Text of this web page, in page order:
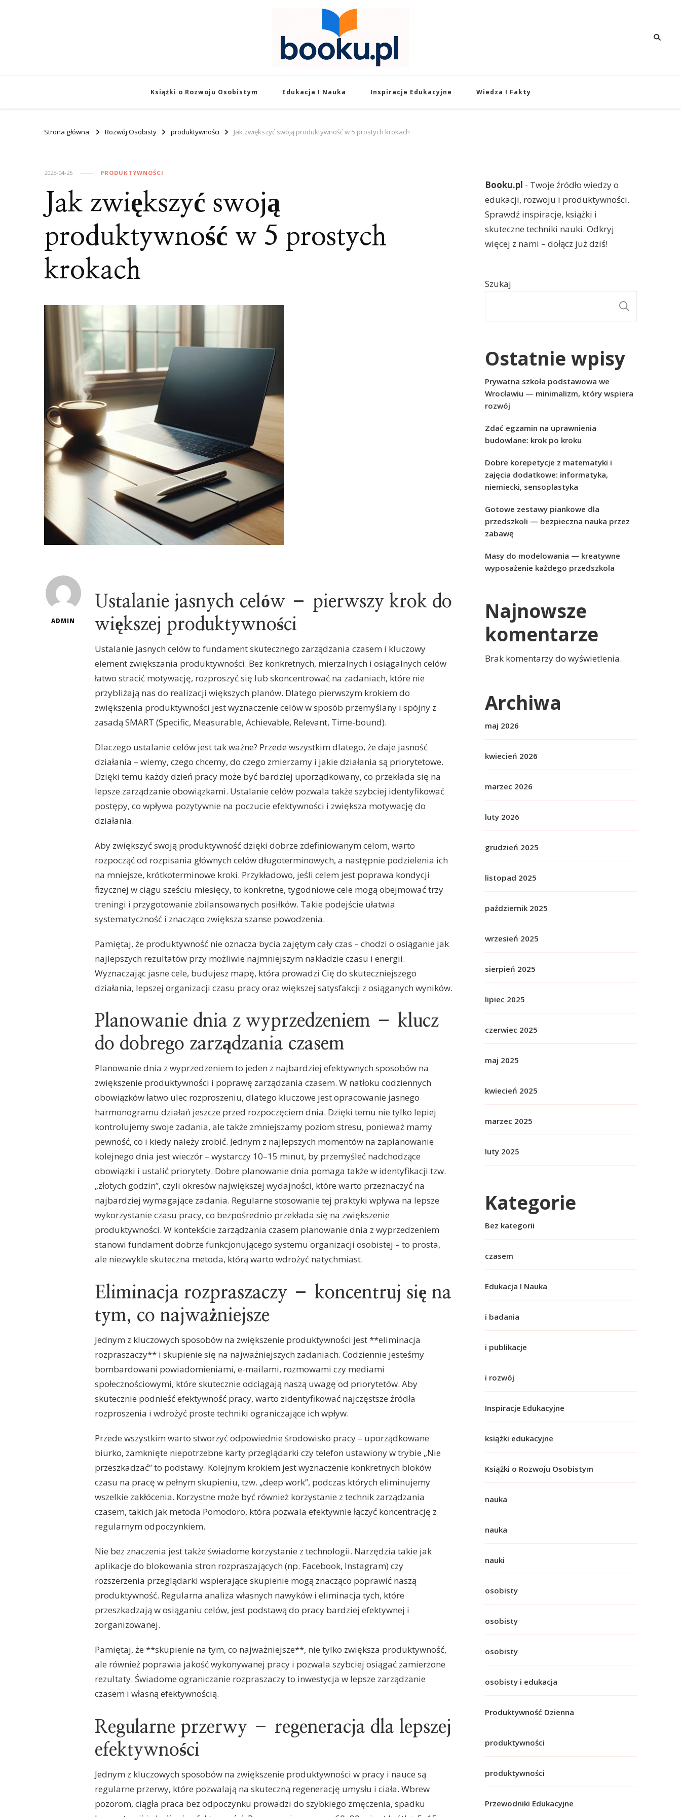
Książki o Rozwoju Osobistym Edukacja I Nauka Inspiracje Edukacyjne Wiedza I Fakty
Strona główna Rozwój Osobisty produktywności Jak zwiększyć swoją produktywność w 5 prostych krokach
2025-04-25 PRODUKTYWNOŚCI
Jak zwiększyć swoją
produktywność w 5 prostych
krokach
ADMIN
Ustalanie jasnych celów – pierwszy krok do
większej produktywności
Ustalanie jasnych celów to fundament skutecznego zarządzania czasem i kluczowy
element zwiększania produktywności. Bez konkretnych, mierzalnych i osiągalnych celów
łatwo stracić motywację, rozproszyć się lub skoncentrować na zadaniach, które nie
przybliżają nas do realizacji większych planów. Dlatego pierwszym krokiem do
zwiększenia produktywności jest wyznaczenie celów w sposób przemyślany i spójny z
zasadą SMART (Specific, Measurable, Achievable, Relevant, Time-bound).
Dlaczego ustalanie celów jest tak ważne? Przede wszystkim dlatego, że daje jasność
działania – wiemy, czego chcemy, do czego zmierzamy i jakie działania są priorytetowe.
Dzięki temu każdy dzień pracy może być bardziej uporządkowany, co przekłada się na
lepsze zarządzanie obowiązkami. Ustalanie celów pozwala także szybciej identyfikować
postępy, co wpływa pozytywnie na poczucie efektywności i zwiększa motywację do
działania.
Aby zwiększyć swoją produktywność dzięki dobrze zdefiniowanym celom, warto
rozpocząć od rozpisania głównych celów długoterminowych, a następnie podzielenia ich
na mniejsze, krótkoterminowe kroki. Przykładowo, jeśli celem jest poprawa kondycji
fizycznej w ciągu sześciu miesięcy, to konkretne, tygodniowe cele mogą obejmować trzy
treningi i przygotowanie zbilansowanych posiłków. Takie podejście ułatwia
systematyczność i znacząco zwiększa szanse powodzenia.
Pamiętaj, że produktywność nie oznacza bycia zajętym cały czas – chodzi o osiąganie jak
najlepszych rezultatów przy możliwie najmniejszym nakładzie czasu i energii.
Wyznaczając jasne cele, budujesz mapę, która prowadzi Cię do skuteczniejszego
działania, lepszej organizacji czasu pracy oraz większej satysfakcji z osiąganych wyników.
Planowanie dnia z wyprzedzeniem – klucz
do dobrego zarządzania czasem
Planowanie dnia z wyprzedzeniem to jeden z najbardziej efektywnych sposobów na
zwiększenie produktywności i poprawę zarządzania czasem. W natłoku codziennych
obowiązków łatwo ulec rozproszeniu, dlatego kluczowe jest opracowanie jasnego
harmonogramu działań jeszcze przed rozpoczęciem dnia. Dzięki temu nie tylko lepiej
kontrolujemy swoje zadania, ale także zmniejszamy poziom stresu, ponieważ mamy
pewność, co i kiedy należy zrobić. Jednym z najlepszych momentów na zaplanowanie
kolejnego dnia jest wieczór – wystarczy 10–15 minut, by przemyśleć nadchodzące
obowiązki i ustalić priorytety. Dobre planowanie dnia pomaga także w identyfikacji tzw.
„złotych godzin”, czyli okresów największej wydajności, które warto przeznaczyć na
najbardziej wymagające zadania. Regularne stosowanie tej praktyki wpływa na lepsze
wykorzystanie czasu pracy, co bezpośrednio przekłada się na zwiększenie
produktywności. W kontekście zarządzania czasem planowanie dnia z wyprzedzeniem
stanowi fundament dobrze funkcjonującego systemu organizacji osobistej – to prosta,
ale niezwykle skuteczna metoda, którą warto wdrożyć natychmiast.
Eliminacja rozpraszaczy – koncentruj się na
tym, co najważniejsze
Jednym z kluczowych sposobów na zwiększenie produktywności jest **eliminacja
rozpraszaczy** i skupienie się na najważniejszych zadaniach. Codziennie jesteśmy
bombardowani powiadomieniami, e-mailami, rozmowami czy mediami
społecznościowymi, które skutecznie odciągają naszą uwagę od priorytetów. Aby
skutecznie podnieść efektywność pracy, warto zidentyfikować najczęstsze źródła
rozproszenia i wdrożyć proste techniki ograniczające ich wpływ.
Przede wszystkim warto stworzyć odpowiednie środowisko pracy – uporządkowane
biurko, zamknięte niepotrzebne karty przeglądarki czy telefon ustawiony w trybie „Nie
przeszkadzać” to podstawy. Kolejnym krokiem jest wyznaczenie konkretnych bloków
czasu na pracę w pełnym skupieniu, tzw. „deep work”, podczas których eliminujemy
wszelkie zakłócenia. Korzystne może być również korzystanie z technik zarządzania
czasem, takich jak metoda Pomodoro, która pozwala efektywnie łączyć koncentrację z
regularnym odpoczynkiem.
Nie bez znaczenia jest także świadome korzystanie z technologii. Narzędzia takie jak
aplikacje do blokowania stron rozpraszających (np. Facebook, Instagram) czy
rozszerzenia przeglądarki wspierające skupienie mogą znacząco poprawić naszą
produktywność. Regularna analiza własnych nawyków i eliminacja tych, które
przeszkadzają w osiąganiu celów, jest podstawą do pracy bardziej efektywnej i
zorganizowanej.
Pamiętaj, że **skupienie na tym, co najważniejsze**, nie tylko zwiększa produktywność,
ale również poprawia jakość wykonywanej pracy i pozwala szybciej osiągać zamierzone
rezultaty. Świadome ograniczanie rozpraszaczy to inwestycja w lepsze zarządzanie
czasem i własną efektywnością.
Regularne przerwy – regeneracja dla lepszej
efektywności
Jednym z kluczowych sposobów na zwiększenie produktywności w pracy i nauce są
regularne przerwy, które pozwalają na skuteczną regenerację umysłu i ciała. Wbrew
pozorom, ciągła praca bez odpoczynku prowadzi do szybkiego zmęczenia, spadku
Booku.pl - Twoje źródło wiedzy o
edukacji, rozwoju i produktywności.
Sprawdź inspiracje, książki i
skuteczne techniki nauki. Odkryj
więcej z nami – dołącz już dziś!
Szukaj
Ostatnie wpisy
Prywatna szkoła podstawowa we
Wrocławiu — minimalizm, który wspiera
rozwój
Zdać egzamin na uprawnienia
budowlane: krok po kroku
Dobre korepetycje z matematyki i
zajęcia dodatkowe: informatyka,
niemiecki, sensoplastyka
Gotowe zestawy piankowe dla
przedszkoli — bezpieczna nauka przez
zabawę
Masy do modelowania — kreatywne
wyposażenie każdego przedszkola
Najnowsze
komentarze
Brak komentarzy do wyświetlenia.
Archiwa
maj 2026
kwiecień 2026
marzec 2026
luty 2026
grudzień 2025
listopad 2025
październik 2025
wrzesień 2025
sierpień 2025
lipiec 2025
czerwiec 2025
maj 2025
kwiecień 2025
marzec 2025
luty 2025
Kategorie
Bez kategorii
czasem
Edukacja I Nauka
i badania
i publikacje
i rozwój
Inspiracje Edukacyjne
książki edukacyjne
Książki o Rozwoju Osobistym
nauka
nauka
nauki
osobisty
osobisty
osobisty
osobisty i edukacja
Produktywność Dzienna
produktywności
produktywności
Przewodniki Edukacyjne